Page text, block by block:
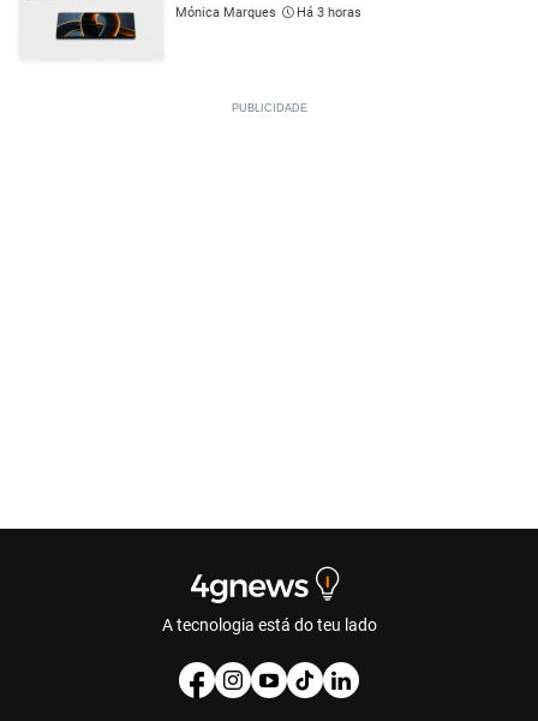
Mónica Marques Há 3 horas
A tecnologia está do teu lado